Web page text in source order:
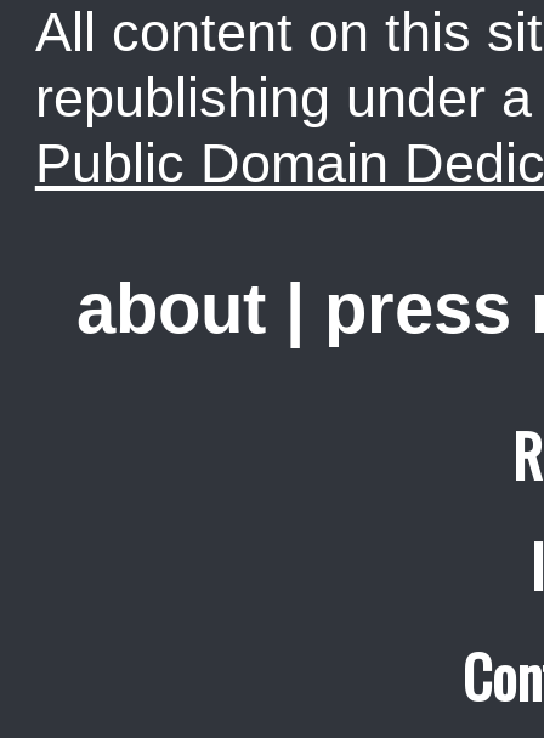
All content on this
republishing under
Public Domain
about | press